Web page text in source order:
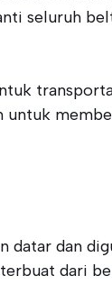
seluruh
dan
dari